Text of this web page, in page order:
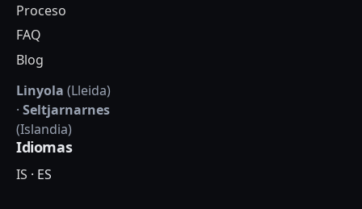
Proceso
FAQ
Blog
Linyola (Lleida)
· Seltjarnarnes
(Islandia)
Idiomas
IS · ES